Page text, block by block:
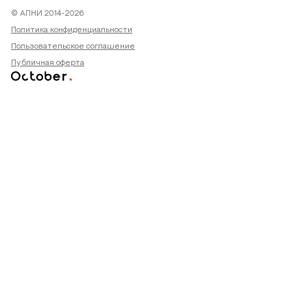
© АПНИ 2014-2026
Политика конфиденциальности
Пользовательское соглашение
Публичная оферта